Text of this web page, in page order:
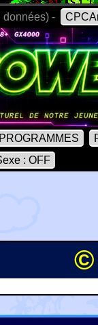
données) -
: OFF
©